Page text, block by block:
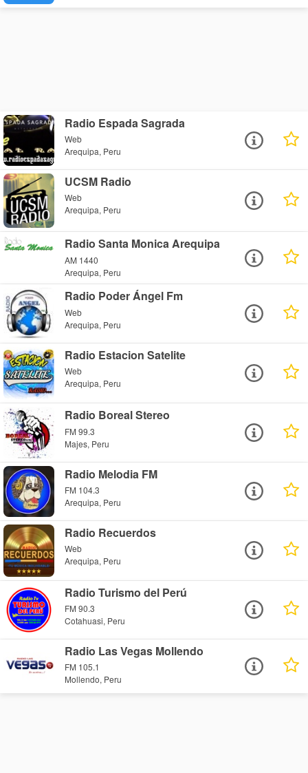
Radio Espada Sagrada
Web
Arequipa, Peru
UCSM Radio
Web
Arequipa, Peru
Radio Santa Monica Arequipa
AM 1440
Arequipa, Peru
Radio Poder Ángel Fm
Web
Arequipa, Peru
Radio Estacion Satelite
Web
Arequipa, Peru
Radio Boreal Stereo
FM 99.3
Majes, Peru
Radio Melodia FM
FM 104.3
Arequipa, Peru
Radio Recuerdos
Web
Arequipa, Peru
Radio Turismo del Perú
FM 90.3
Cotahuasi, Peru
Radio Las Vegas Mollendo
FM 105.1
Mollendo, Peru